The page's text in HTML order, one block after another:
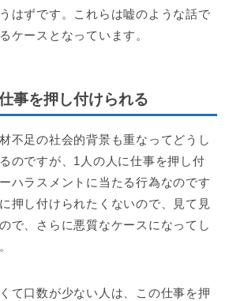
はずです。これらは嘘のような話で
ケースとなっています。
事を押し付けられる
不足の社会的背景も重なってどうし
のですが、1人の人に仕事を押し付
ハラスメントに当たる行為なのです
押し付けられたくないので、見て見
で、さらに悪質なケースになってし
て口数が少ない人は、この仕事を押